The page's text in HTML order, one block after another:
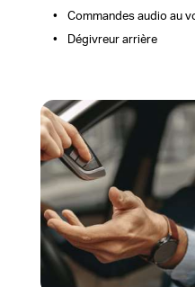
Commandes audio au
Dégivreur arrière
Faites votre demande de
maintenant. Notre équipe est
vous.